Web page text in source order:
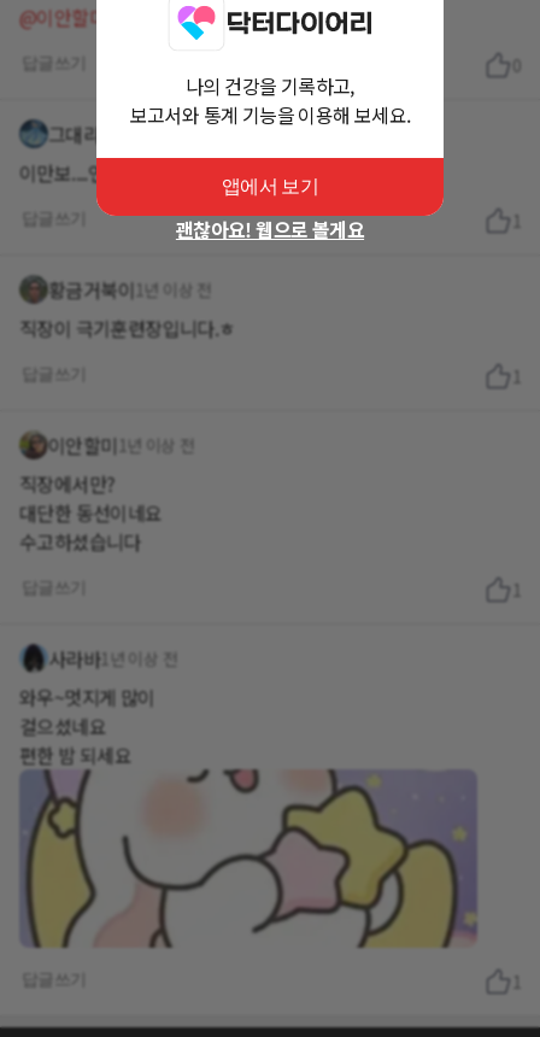
@이안할미 감사합니다^^
그대라는시 1년 이상 전
이만보....언제 이렇게 걸으시는거예요 존경스럽습니다
1
황금거북이 1년 이상 전
직장이 극기훈련장입니다.ㅎ
1
이안할미 1년 이상 전
직장에서만?
대단한 동선이네요
수고하셨습니다
1
사라바1년 이상 전
와우~멋지게 많이
걸으셨네요
편한 밤 되세요
1
나의 건강을 기록하고,
보고서와 통계 기능을 이용해 보세요.
앱에서 보기
괜찮아요! 웹으로 볼게요